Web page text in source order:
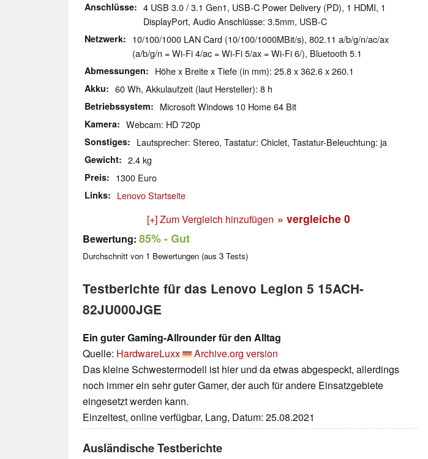
Anschlüsse
4 USB 3.0 / 3.1 Gen1, USB-C Power Delivery (PD), 1 HDMI, 1
DisplayPort, Audio Anschlüsse: 3.5mm, USB-C
Netzwerk
10/100/1000 LAN Card (10/100/1000MBit/s), 802.11 a/b/g/n/ac/ax
(a/b/g/n = Wi-Fi 4/ac = Wi-Fi 5/ax = Wi-Fi 6/), Bluetooth 5.1
Abmessungen Höhe x Breite x Tiefe (in mm): 25.8 x 362.6 x 260.1
Akku 60 Wh, Akkulaufzeit (laut Hersteller): 8 h
Betriebssystem Microsoft Windows 10 Home 64 Bit
Kamera Webcam: HD 720p
Sonstiges Lautsprecher: Stereo, Tastatur: Chiclet, Tastatur-Beleuchtung: ja
Gewicht 2.4 kg
Preis 1300 Euro
Links Lenovo Startseite
[+] Zum Vergleich hinzufügen » vergleiche 0
Bewertung: 85%- Gut
Durchschnitt von 1 Bewertungen (aus 3 Tests)
Testberichte für das Lenovo Legion 5 15ACH-
82JU000JGE
Ein guter Gaming-Allrounder für den Alltag
Quelle: HardwareLuxx
Archive.org version
Das kleine Schwestermodell ist hier und da etwas abgespeckt, allerdings
noch immer ein sehr guter Gamer, der auch für andere Einsatzgebiete
eingesetzt werden kann.
Einzeltest, online verfügbar, Lang, Datum: 25.08.2021
Ausländische Testberichte